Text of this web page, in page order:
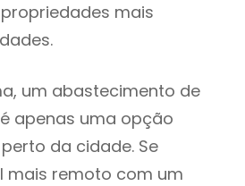
mais
um abastecimento de
apenas uma opção
da cidade. Se
mais remoto com um